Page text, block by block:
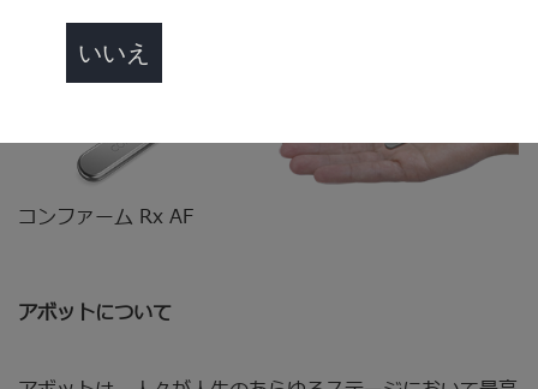
者さんのアドヒアランスを高めます」。
コンファーム Rx AF
アボットについて
いいえ